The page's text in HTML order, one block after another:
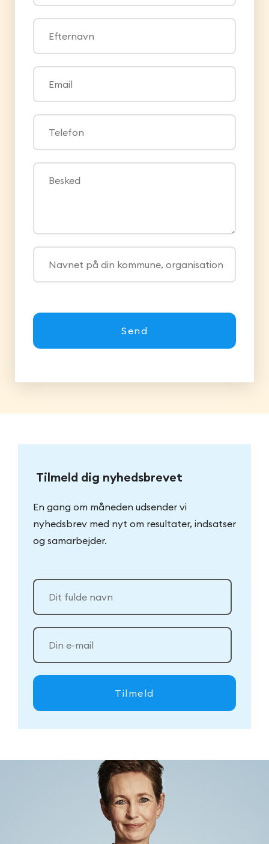
Send
Tilmeld dig nyhedsbrevet
En gang om måneden udsender vi
nyhedsbrev med nyt om resultater, indsatser
og samarbejder.
Tilmeld